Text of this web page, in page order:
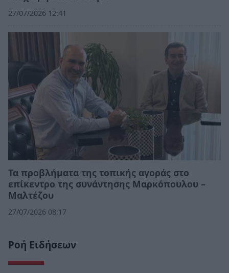
27/07/2026 12:41
Τα προβλήματα της τοπικής αγοράς στο
επίκεντρο της συνάντησης Μαρκόπουλου –
Μαλτέζου
27/07/2026 08:17
Ροή Ειδήσεων